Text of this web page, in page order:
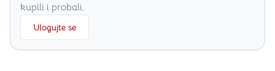
kupili i probali.
Ulogujte se